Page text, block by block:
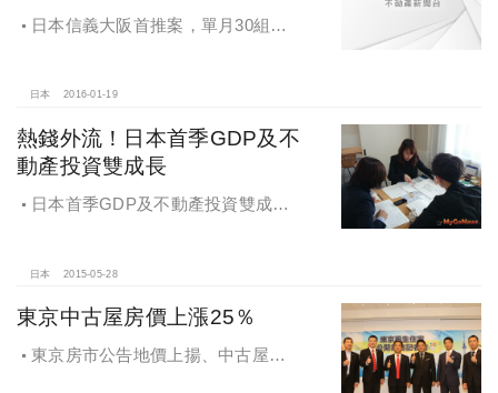
日本信義大阪首推案，單月30組客
日本 2016-01-19
熱錢外流！日本首季GDP及不
動產投資雙成長
日本首季GDP及不動產投資雙成
日本 2015-05-28
東京中古屋房價上漲25％
東京房市公告地價上揚、中古屋房